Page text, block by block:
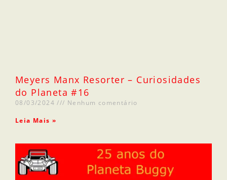
Meyers Manx Resorter – Curiosidades
do Planeta #16
08/03/2024 Nenhum comentário
Leia Mais »